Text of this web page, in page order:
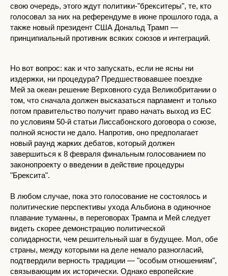
свою очередь, этого ждут политики-"брекситеры", те, кто
голосовал за них на референдуме в июне прошлого года, а
также новый президент США Дональд Трамп —
принципиальный противник всяких союзов и интеграций.
Но вот вопрос: как и что запускать, если не ясны ни
издержки, ни процедура? Предшествовавшее поездке
Мей за океан решение Верховного суда Великобритании о
том, что сначала должен высказаться парламент и только
потом правительство получит право начать выход из ЕС
по условиям 50-й статьи Лиссабонского договора о союзе,
полной ясности не дало. Напротив, оно предполагает
новый раунд жарких дебатов, который должен
завершиться к 8 февраля финальным голосованием по
законопроекту о введении в действие процедуры
"Брексита".
В любом случае, пока это голосование не состоялось и
политические перспективы ухода Альбиона в одиночное
плавание туманны, в переговорах Трампа и Мей следует
видеть скорее демонстрацию политической
солидарности, чем решительный шаг в будущее. Мол, обе
страны, между которыми на деле немало разногласий,
подтвердили верность традиции — "особым отношениям",
связывающим их исторически. Однако европейские